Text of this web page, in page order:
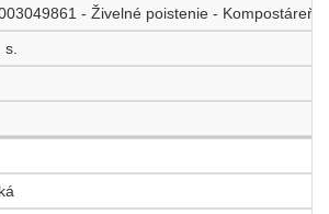
- Živelné poistenie - Kompostáreň